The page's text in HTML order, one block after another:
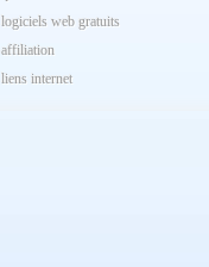
logiciels web gratuits
affiliation
liens internet